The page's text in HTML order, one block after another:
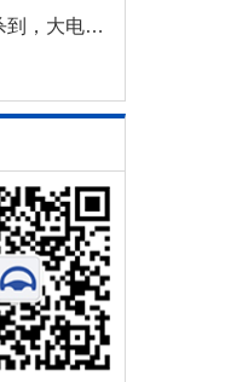
续航490公里！江淮172度电轻卡杀到，大电量时代来了？